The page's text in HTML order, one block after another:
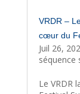
VRDR –
cœur du
Juil 26,
séquence
Le VRDR